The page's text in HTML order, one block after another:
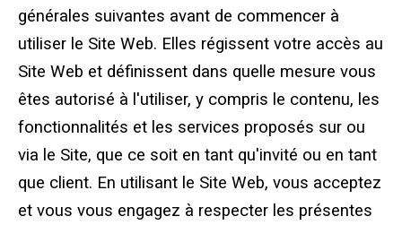
Système de rack et de pile
Coussins stabilisateurs
Patins standard pour stabilisateurs
Coussinets de stabilisateurs haut de gamme
Coussins pour stabilisateurs Area Plus
générales suivantes avant de commencer à
utiliser le Site Web. Elles régissent votre accès au
Site Web et définissent dans quelle mesure vous
êtes autorisé à l'utiliser, y compris le contenu, les
fonctionnalités et les services proposés sur ou
via le Site, que ce soit en tant qu'invité ou en tant
que client. En utilisant le Site Web, vous acceptez
et vous vous engagez à respecter les présentes